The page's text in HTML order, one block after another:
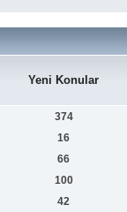
Yeni Konular
374
16
66
100
42